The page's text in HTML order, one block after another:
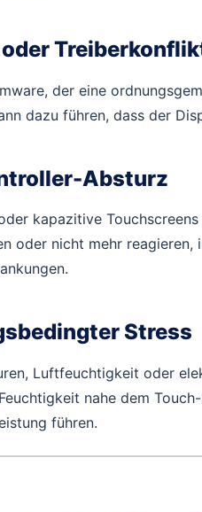
der eine
dazu führen, dass der
Absturz
kapazitive
oder nicht mehr
Stress
Luftfeuchtigkeit oder
nahe dem
führen.